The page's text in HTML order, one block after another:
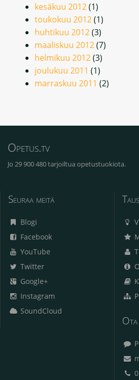
kesäkuu 2012(1)
toukokuu 2012(1)
huhtikuu 2012(3)
maaliskuu 2012(7)
helmikuu 2012(3)
joulukuu 2011 (1)
marraskuu 2011 (2)
Opetus.tv
Jo 29 900 480 tarjoiltua opetustuokiota.
Seuraa meitä
Blogi
Facebook
YouTube
Twitter
Google+
Instagram
SoundCloud